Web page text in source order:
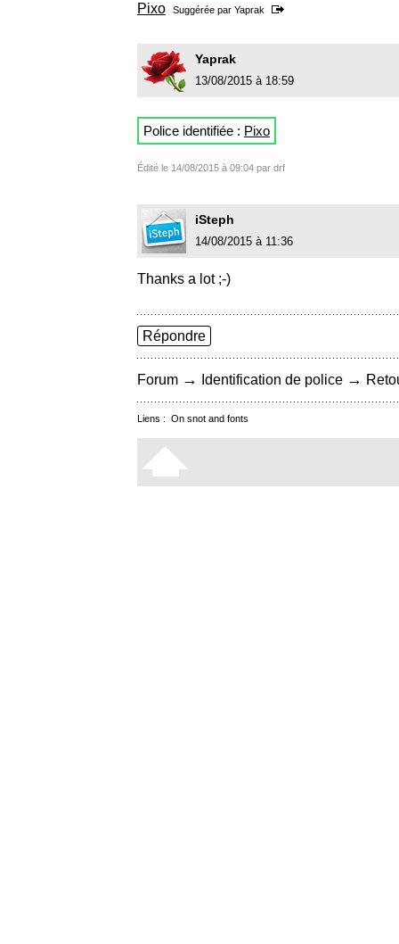
Pixo Suggérée par Yaprak
Yaprak
13/08/2015 à 18:59
Police identifiée : Pixo
Édité le 14/08/2015 à 09:04 par drf
iSteph
14/08/2015 à 11:36
Thanks a lot ;-)
Répondre
Forum → Identification de police →
Liens : On snot and fonts